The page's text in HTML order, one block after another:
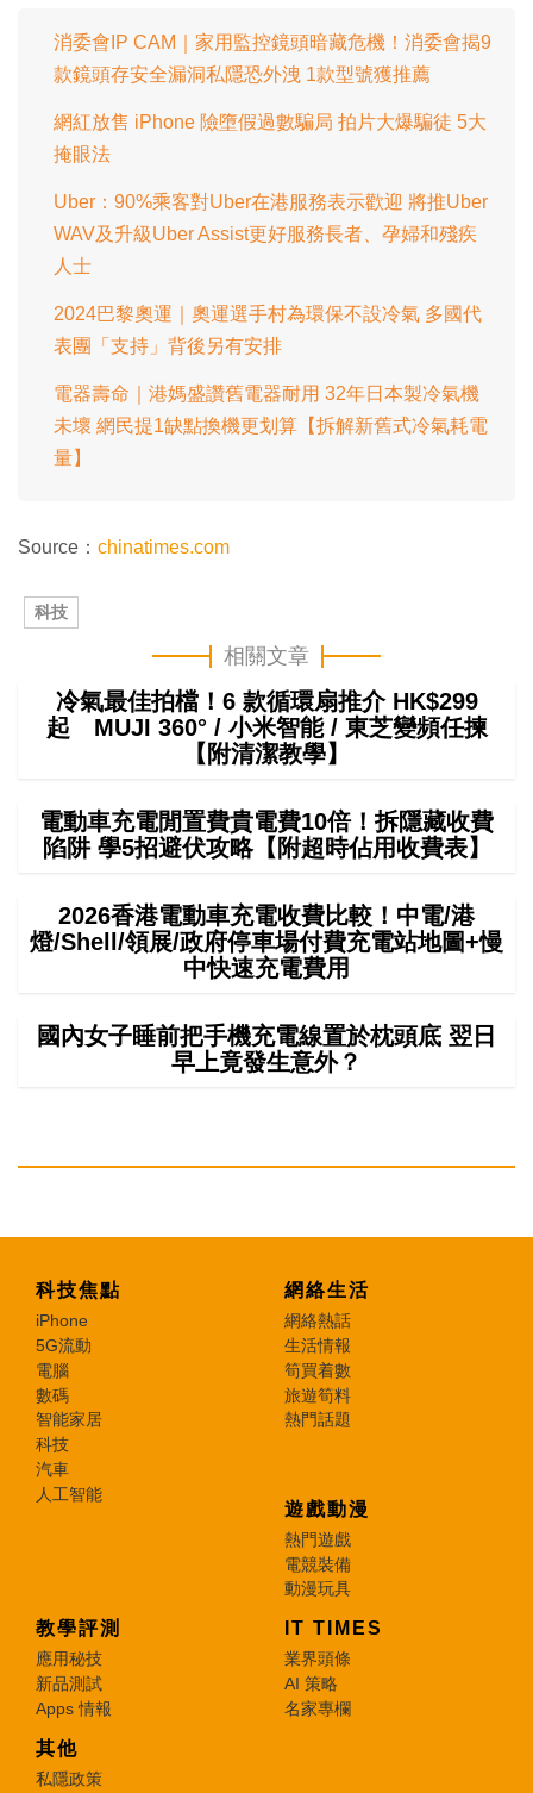
消委會IP CAM｜家用監控鏡頭暗藏危機！消委會揭9
款鏡頭存安全漏洞私隱恐外洩 1款型號獲推薦
網紅放售 iPhone 險墮假過數騙局 拍片大爆騙徒 5大
掩眼法
Uber：90%乘客對Uber在港服務表示歡迎 將推Uber
WAV及升級Uber Assist更好服務長者、孕婦和殘疾
人士
2024巴黎奧運｜奧運選手村為環保不設冷氣 多國代
表團「支持」背後另有安排
電器壽命｜港媽盛讚舊電器耐用 32年日本製冷氣機
未壞 網民提1缺點換機更划算【拆解新舊式冷氣耗電
量】
Source： chinatimes.com
科技
相關文章
冷氣最佳拍檔！6 款循環扇推介 HK$299
起 MUJI 360° / 小米智能 / 東芝變頻任揀
【附清潔教學】
電動車充電閒置費貴電費10倍！拆隱藏收費
陷阱 學5招避伏攻略【附超時佔用收費表】
2026香港電動車充電收費比較！中電/港
燈/Shell/領展/政府停車場付費充電站地圖+慢
中快速充電費用
國內女子睡前把手機充電線置於枕頭底 翌日
早上竟發生意外？
科技焦點
iPhone
5G流動
電腦
數碼
智能家居
科技
汽車
人工智能
網絡生活
網絡熱話
生活情報
筍買着數
旅遊筍料
熱門話題
遊戲動漫
熱門遊戲
電競裝備
動漫玩具
教學評測
應用秘技
新品測試
Apps 情報
IT TIMES
業界頭條
AI 策略
名家專欄
其他
私隱政策